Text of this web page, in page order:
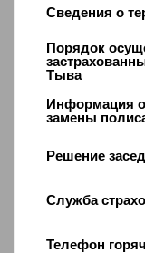
Сведения о
Порядок
Тыва
Информация
замены
Решение
Служба
Телефон